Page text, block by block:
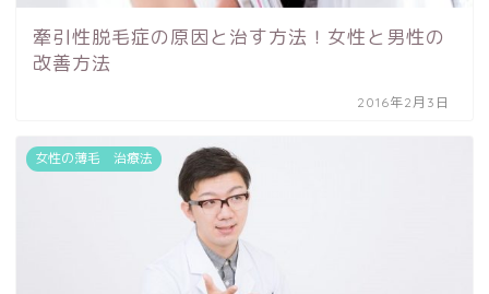
牽引性脱毛症の原因と治す方法！女性と男性の
改善方法
2016年2月3日
女性の薄毛 治療法